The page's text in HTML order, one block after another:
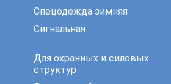
Спецодежда зимняя
Сигнальная
Для охранных и силовых
структур